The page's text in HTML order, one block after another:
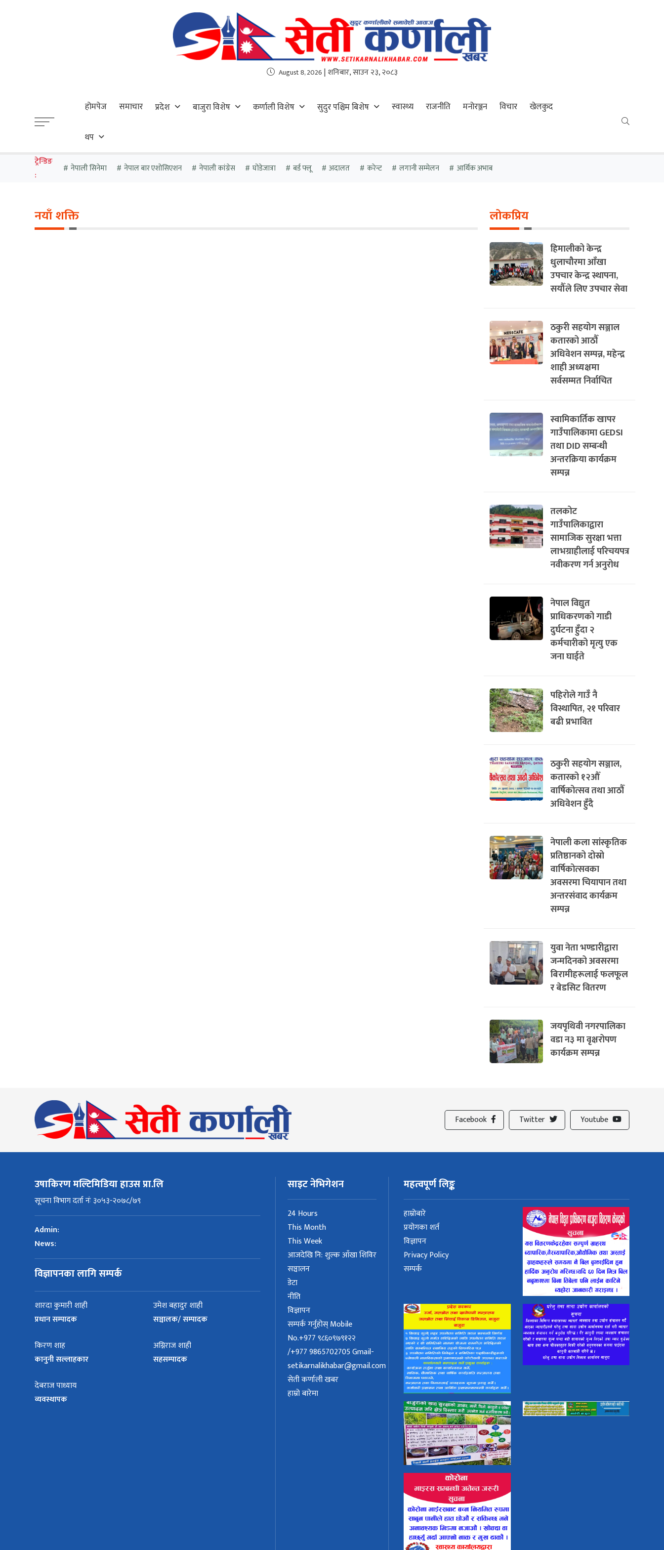
August 8, 2026 | शनिबार, साउन २३, २०८३
होमपेज समाचार प्रदेश बाजुरा विशेष कर्णाली विशेष सुदुर पश्चिम बिशेष स्वास्थ्य राजनीति मनोरञ्जन विचार खेलकुद
थप
ट्रेन्डिङ
:
नेपाली सिनेमा नेपाल बार एशोसिएशन नेपाली कांग्रेस घोडेजात्रा बर्ड फ्लू अदालत करेन्ट लगानी सम्मेलन आर्थिक अभाब
नयाँ शक्ति लोकप्रिय
हिमालीको केन्द्र
धुलाचौरमा आँखा
उपचार केन्द्र स्थापना,
सयौँले लिए उपचार सेवा
ठकुरी सहयोग सञ्जाल
कतारको आठौँ
अधिवेशन सम्पन्न, महेन्द्र
शाही अध्यक्षमा
सर्वसम्मत निर्वाचित
स्वामिकार्तिक खापर
गाउँपालिकामा GEDSI
तथा DID सम्बन्धी
अन्तरक्रिया कार्यक्रम
सम्पन्न
तलकोट
गाउँपालिकाद्वारा
सामाजिक सुरक्षा भत्ता
लाभग्राहीलाई परिचयपत्र
नवीकरण गर्न अनुरोध
नेपाल विद्युत
प्राधिकरणको गाडी
दुर्घटना हुँदा २
कर्मचारीको मृत्यु एक
जना घाईते
पहिरोले गाउँ नै
विस्थापित, २१ परिवार
बढी प्रभावित
ठकुरी सहयोग सञ्जाल,
कतारको १२औँ
वार्षिकोत्सव तथा आठौँ
अधिवेशन हुँदै
नेपाली कला सांस्कृतिक
प्रतिष्ठानको दोस्रो
वार्षिकोत्सवका
अवसरमा चियापान तथा
अन्तरसंवाद कार्यक्रम
सम्पन्न
युवा नेता भण्डारीद्वारा
जन्मदिनको अवसरमा
बिरामीहरूलाई फलफूल
र बेडसिट वितरण
जयपृथिवी नगरपालिका
वडा न३ मा वृक्षरोपण
कार्यक्रम सम्पन्न
Facebook Twitter Youtube
उषाकिरण मल्टिमिडिया हाउस प्रा.लि
सूचना विभाग दर्ता नंः ३०५३-२०७८/७९
Admin:
News:
विज्ञापनका लागि सम्पर्क
शारदा कुमारी शाही
प्रधान सम्पादक
उमेश बहादुर शाही
सञ्चालक/ सम्पादक
किरण शाह
कानुनी सल्लाहकार
अग्निराज शाही
सहसम्पादक
देबराज पाध्याय
व्यवस्थापक
साइट नेभिगेशन
24 Hours
This Month
This Week
आजदेखि नि: शुल्क आँखा शिविर
सञ्चालन
डेटा
नीति
विज्ञापन
सम्पर्क गर्नुहोस् Mobile
No.+977 ९८६०९७९१२२
/+977 9865702705Gmail-
setikarnalikhabar@gmail.com
सेती कर्णाली खबर
हाम्रो बारेमा
महत्वपूर्ण लिङ्क
हाम्रोबारे
प्रयोगका शर्त
विज्ञापन
Privacy Policy
सम्पर्क